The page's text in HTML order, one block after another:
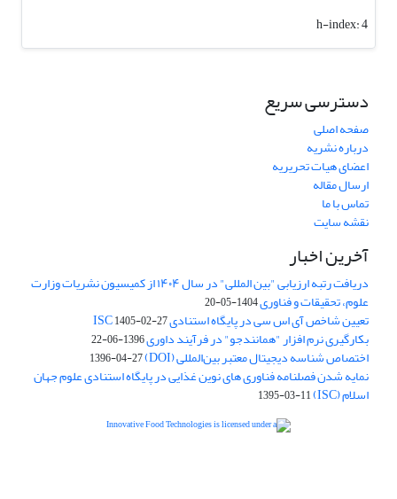
h-index:4
دسترسی سریع
صفحه اصلی
درباره نشریه
اعضای هیات تحریریه
ارسال مقاله
تماس با ما
نقشه سایت
آخرین اخبار
دریافت رتبه ارزیابی "بین المللی" در سال ۱۴۰۴ از کمیسیون نشریات وزارت
علوم، تحقیقات و فناوری1404-05-20
تعیین شاخص آی اس سی در پایگاه استنادی ISC1405-02-27
بکارگیری نرم افزار "همانندجو" در فرآیند داوری1396-06-22
اختصاص شناسه دیجیتال معتبر بین‌المللی (DOI) 1396-04-27
نمایه شدن فصلنامه فناوری های نوین غذایی در پایگاه استنادی علوم جهان
اسلام (ISC) 1395-03-11